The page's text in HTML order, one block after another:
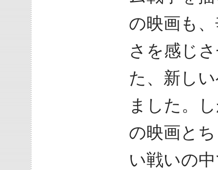
の映画も
さを感じ
た、新し
ました。
の映画と
い戦いの